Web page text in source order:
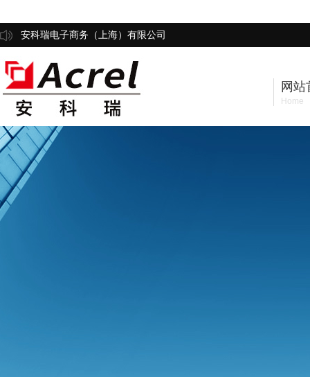
安科瑞电子商务（上海）有限公司
网站
Home